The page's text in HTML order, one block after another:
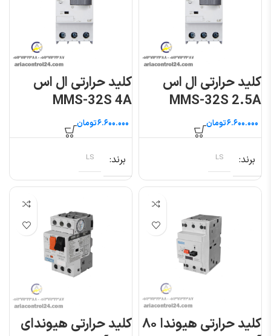
کلید حرارتی ال اس
MMS-32S 2.5A
تومان
برند LS
کلید حرارتی ال اس
MMS-32S 4A
تومان
برند LS
کلید حرارتی هیوندا ۸۰ کلید حرارتی هیوندای